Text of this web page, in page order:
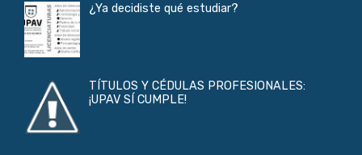
¿Ya decidiste qué estudiar?
TÍTULOS Y CÉDULAS PROFESIONALES:
¡UPAV SÍ CUMPLE!